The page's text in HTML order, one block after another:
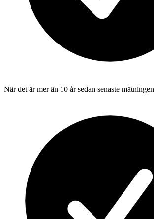
När det är mer än 10 år sedan senaste mätningen